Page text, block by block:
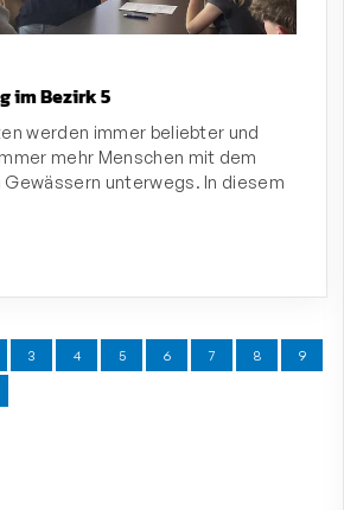
im Bezirk 5
werden immer beliebter und
mehr Menschen mit dem
Gewässern unterwegs. In diesem
3 4 5 6 7 8
9